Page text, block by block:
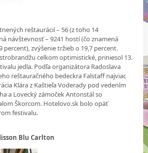
reštaurácií – 56 (z toho 14
návštevnosť – 9241 hostí (čo znamená
percent), zvýšenie tržieb o 19,7 percent.
celkom optimistické, priniesol 13.
jedla. Podľa organizátora Radoslava
reštauračného bedeckra Falstaff najviac
Klára z Kaštieľa Voderady pod vedením
a Lovecký zámoček Antonstál so
Škorcom. Hotelovo.sk bolo opäť
festivalu.
Blu Carlton